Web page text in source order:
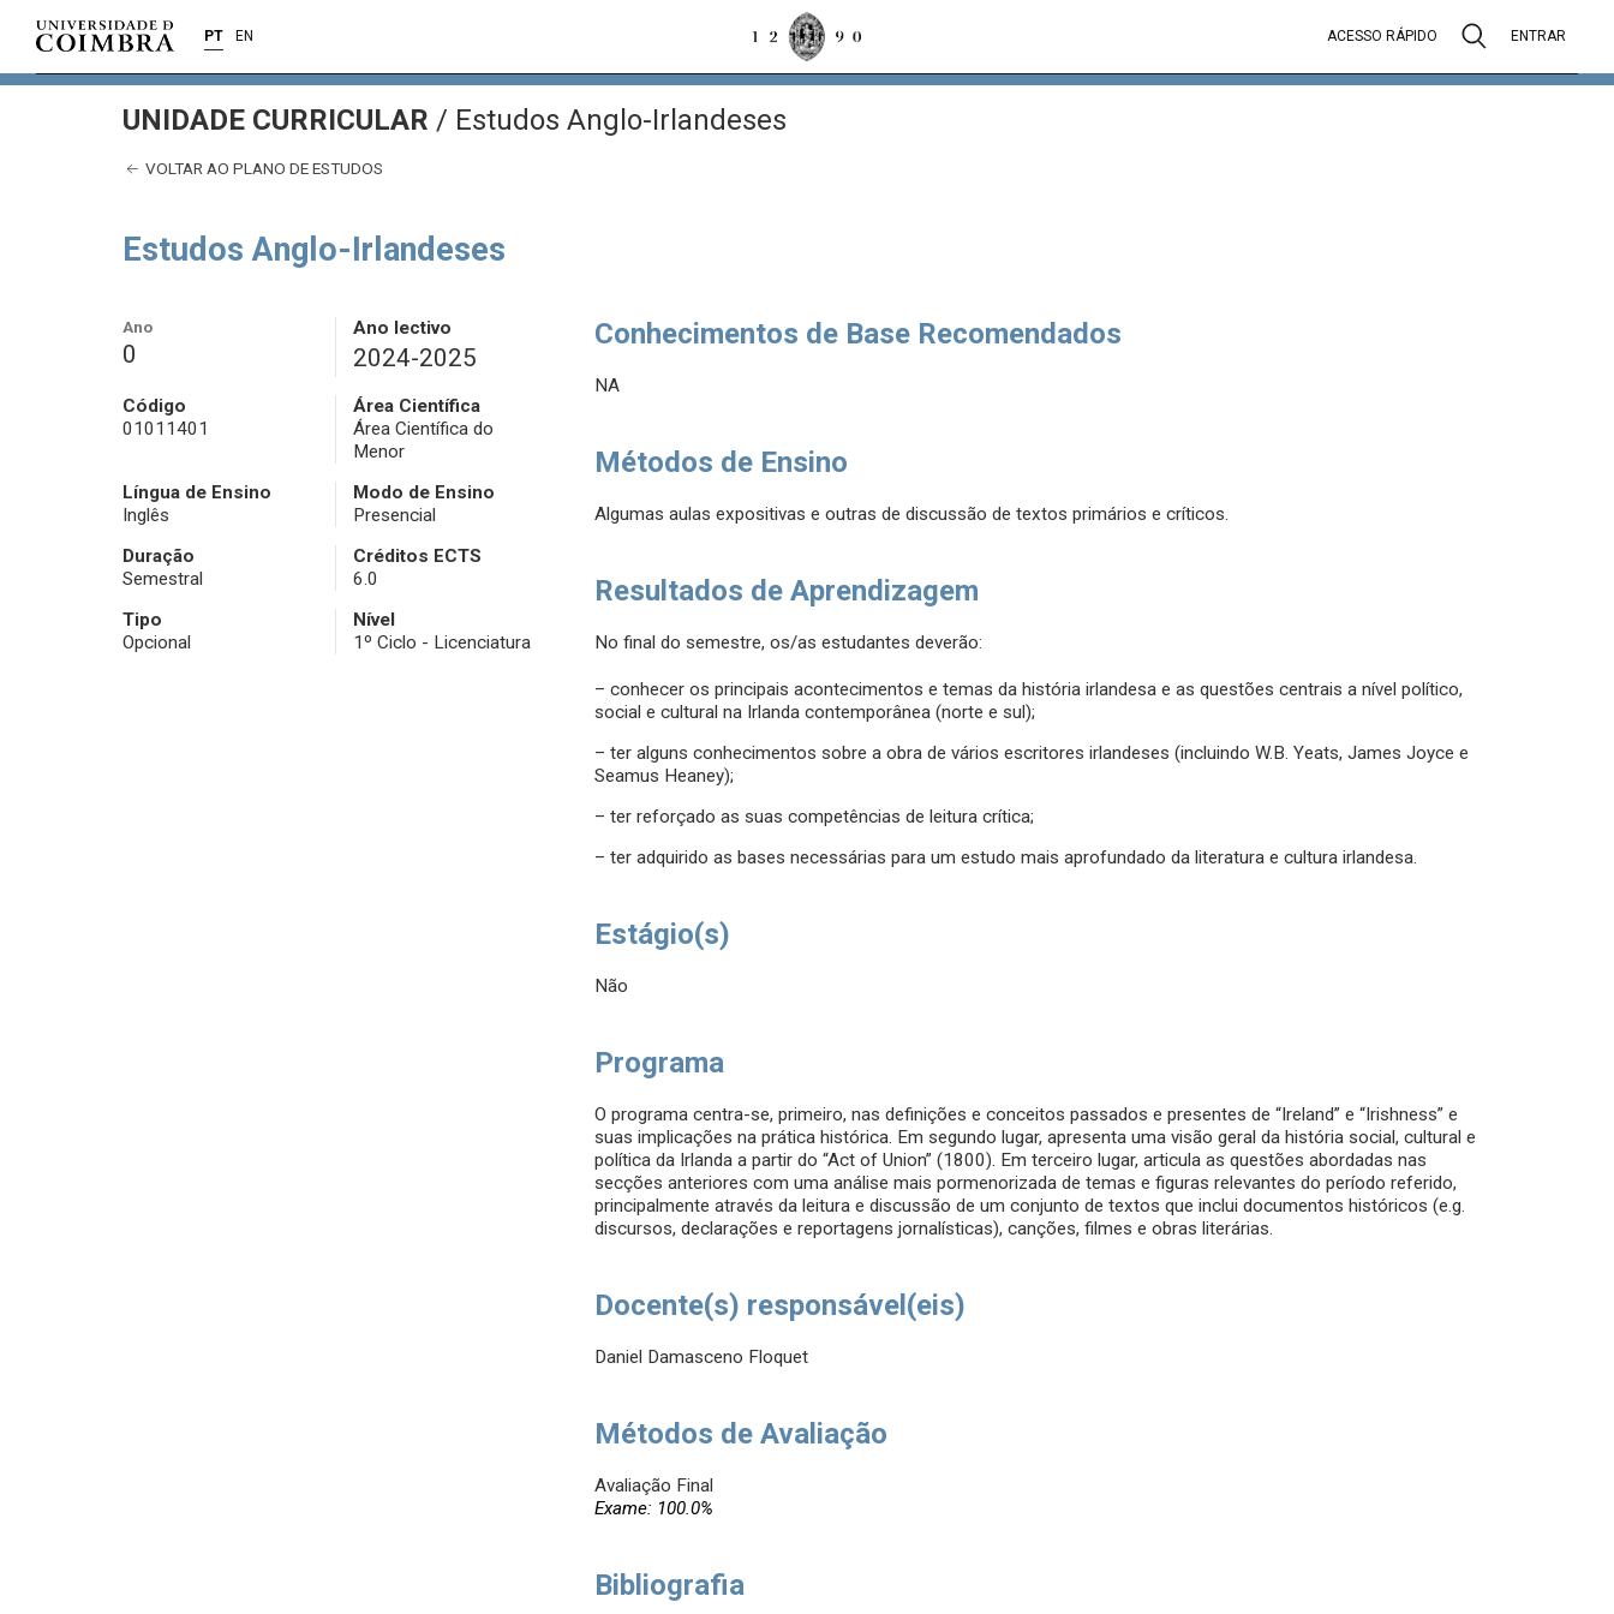
PT EN ACESSO RÁPIDO ENTRAR
UNIDADE CURRICULAR / Estudos Anglo-Irlandeses
VOLTAR AO PLANO DE ESTUDOS
Estudos Anglo-Irlandeses
Ano
0
Ano lectivo
2024-2025
Código
01011401
Área Científica
Área Científica do
Menor
Língua de Ensino
Inglês
Modo de Ensino
Presencial
Duração
Semestral
Créditos ECTS
6.0
Tipo
Opcional
Nível
1º Ciclo - Licenciatura
Conhecimentos de Base Recomendados
NA
Métodos de Ensino
Algumas aulas expositivas e outras de discussão de textos primários e críticos.
Resultados de Aprendizagem
No final do semestre, os/as estudantes deverão:
– conhecer os principais acontecimentos e temas da história irlandesa e as questões centrais a nível político,
social e cultural na Irlanda contemporânea (norte e sul);
– ter alguns conhecimentos sobre a obra de vários escritores irlandeses (incluindo W.B. Yeats, James Joyce e
Seamus Heaney);
– ter reforçado as suas competências de leitura crítica;
– ter adquirido as bases necessárias para um estudo mais aprofundado da literatura e cultura irlandesa.
Estágio(s)
Não
Programa
O programa centra-se, primeiro, nas definições e conceitos passados e presentes de “Ireland” e “Irishness” e
suas implicações na prática histórica. Em segundo lugar, apresenta uma visão geral da história social, cultural e
política da Irlanda a partir do “Act of Union” (1800). Em terceiro lugar, articula as questões abordadas nas
secções anteriores com uma análise mais pormenorizada de temas e figuras relevantes do período referido,
principalmente através da leitura e discussão de um conjunto de textos que inclui documentos históricos (e.g.
discursos, declarações e reportagens jornalísticas), canções, filmes e obras literárias.
Docente(s) responsável(eis)
Daniel Damasceno Floquet
Métodos de Avaliação
Avaliação Final
Exame: 100.0%
Bibliografia